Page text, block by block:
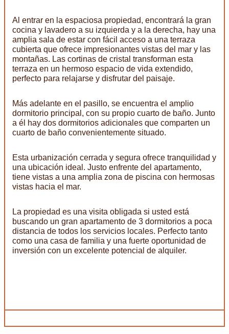
Al entrar en la espaciosa propiedad, encontrará la gran
cocina y lavadero a su izquierda y a la derecha, hay una
amplia sala de estar con fácil acceso a una terraza
cubierta que ofrece impresionantes vistas del mar y las
montañas. Las cortinas de cristal transforman esta
terraza en un hermoso espacio de vida extendido,
perfecto para relajarse y disfrutar del paisaje.
Más adelante en el pasillo, se encuentra el amplio
dormitorio principal, con su propio cuarto de baño. Junto
a él hay dos dormitorios adicionales que comparten un
cuarto de baño convenientemente situado.
Esta urbanización cerrada y segura ofrece tranquilidad y
una ubicación ideal. Justo enfrente del apartamento,
tiene vistas a una amplia zona de piscina con hermosas
vistas hacia el mar.
La propiedad es una visita obligada si usted está
buscando un gran apartamento de 3 dormitorios a poca
distancia de todos los servicios locales. Perfecto tanto
como una casa de familia y una fuerte oportunidad de
inversión con un excelente potencial de alquiler.